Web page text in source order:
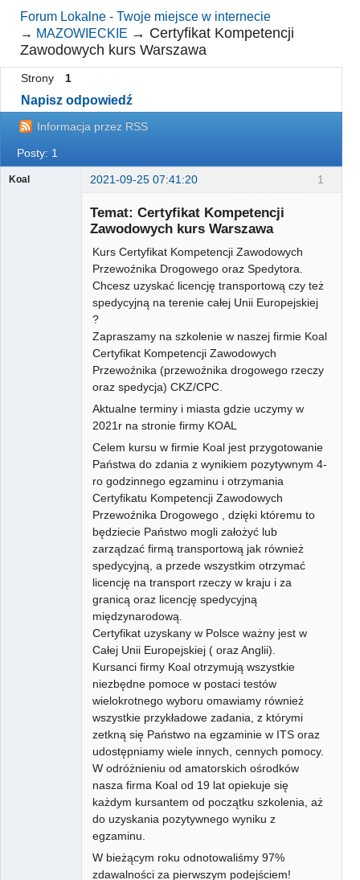
Rejestracja
Logowanie
Forum Lokalne - Twoje miejsce w internecie
→ MAZOWIECKIE → Certyfikat Kompetencji
Zawodowych kurs Warszawa
Strony 1
Napisz odpowiedź
Informacja przez RSS
Posty: 1
1
Koal 2021-09-25 07:41:20
Temat: Certyfikat Kompetencji
Zawodowych kurs Warszawa
Kurs Certyfikat Kompetencji Zawodowych
Przewoźnika Drogowego oraz Spedytora.
Chcesz uzyskać licencję transportową czy też
spedycyjną na terenie całej Unii Europejskiej
?
Zapraszamy na szkolenie w naszej firmie Koal
Certyfikat Kompetencji Zawodowych
Przewoźnika (przewoźnika drogowego rzeczy
oraz spedycja) CKZ/CPC.
Aktualne terminy i miasta gdzie uczymy w
2021r na stronie firmy KOAL
Celem kursu w firmie Koal jest przygotowanie
Państwa do zdania z wynikiem pozytywnym 4-
ro godzinnego egzaminu i otrzymania
Certyfikatu Kompetencji Zawodowych
Przewoźnika Drogowego , dzięki któremu to
będziecie Państwo mogli założyć lub
zarządzać firmą transportową jak również
spedycyjną, a przede wszystkim otrzymać
licencję na transport rzeczy w kraju i za
granicą oraz licencję spedycyjną
międzynarodową.
Certyfikat uzyskany w Polsce ważny jest w
Całej Unii Europejskiej ( oraz Anglii).
Kursanci firmy Koal otrzymują wszystkie
niezbędne pomoce w postaci testów
wielokrotnego wyboru omawiamy również
wszystkie przykładowe zadania, z którymi
zetkną się Państwo na egzaminie w ITS oraz
udostępniamy wiele innych, cennych pomocy.
W odróżnieniu od amatorskich ośrodków
nasza firma Koal od 19 lat opiekuje się
każdym kursantem od początku szkolenia, aż
do uzyskania pozytywnego wyniku z
egzaminu.
W bieżącym roku odnotowaliśmy 97%
zdawalności za pierwszym podejściem!